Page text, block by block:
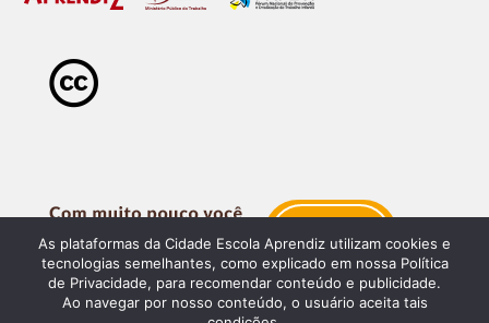
As plataformas da Cidade Escola Aprendiz utilizam cookies e
tecnologias semelhantes, como explicado em nossa Política
de Privacidade, para recomendar conteúdo e publicidade.
Ao navegar por nosso conteúdo, o usuário aceita tais